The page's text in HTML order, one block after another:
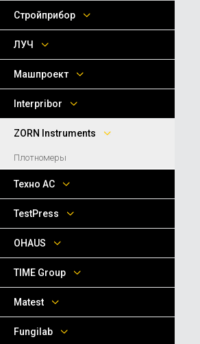
Стройприбор
ЛУЧ
Машпроект
Interpribor
ZORN Instruments
Плотномеры
Техно АС
TestPress
OHAUS
TIME Group
Matest
Fungilab